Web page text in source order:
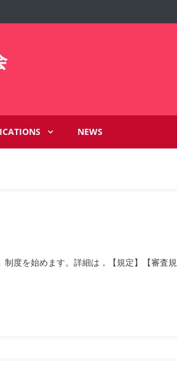
NEWS
度を始めます。詳細は，【規定】【審査規